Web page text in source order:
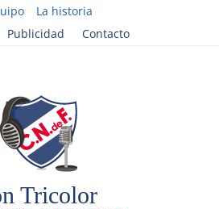
La historia
Publicidad Contacto